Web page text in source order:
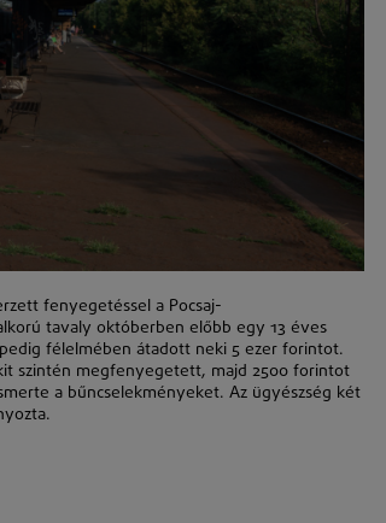
fenyegetéssel a Pocsaj-
tavaly októberben előbb egy 13 éves
félelmében átadott neki 5 ezer forintot.
szintén megfenyegetett, majd 2500 forintot
a bűncselekményeket. Az ügyészség két